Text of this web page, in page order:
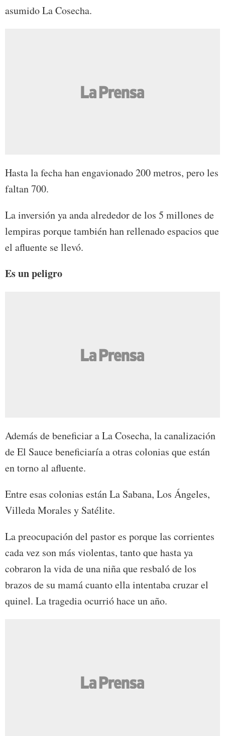
asumido La Cosecha.
Hasta la fecha han engavionado 200 metros, pero les
faltan 700.
La inversión ya anda alrededor de los 5 millones de
lempiras porque también han rellenado espacios que
el afluente se llevó.
Es un peligro
Además de beneficiar a La Cosecha, la canalización
de El Sauce beneficiaría a otras colonias que están
en torno al afluente.
Entre esas colonias están La Sabana, Los Ángeles,
Villeda Morales y Satélite.
La preocupación del pastor es porque las corrientes
cada vez son más violentas, tanto que hasta ya
cobraron la vida de una niña que resbaló de los
brazos de su mamá cuanto ella intentaba cruzar el
quinel. La tragedia ocurrió hace un año.